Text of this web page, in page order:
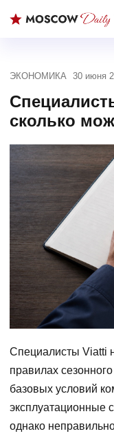
ЭКОНОМИКА 30 июня
сколько
Специалисты Viatti
правилах
базовых условий
эксплуатационные
однако